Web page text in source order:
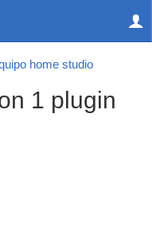
home studio
1 plugin